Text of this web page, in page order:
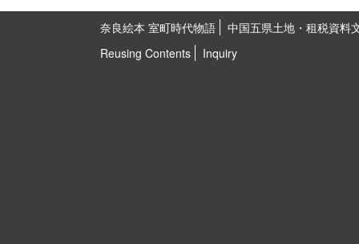
奈良絵本 室町時代物語
中国五県土地・租税資料
Reusing Contents
Inquiry